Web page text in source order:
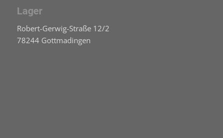
Lager
Robert-Gerwig-Straße 12/2
78244 Gottmadingen